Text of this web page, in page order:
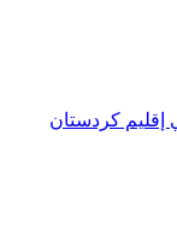
إقليم كردستان